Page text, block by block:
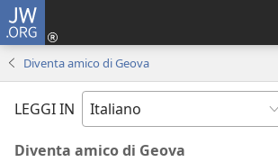
JW.ORG
Diventa amico di Geova
LEGGI IN
Diventa amico di Geova